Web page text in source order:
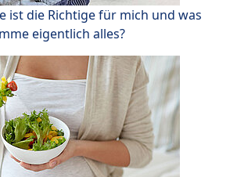
ist die Richtige für mich und was
eigentlich alles?